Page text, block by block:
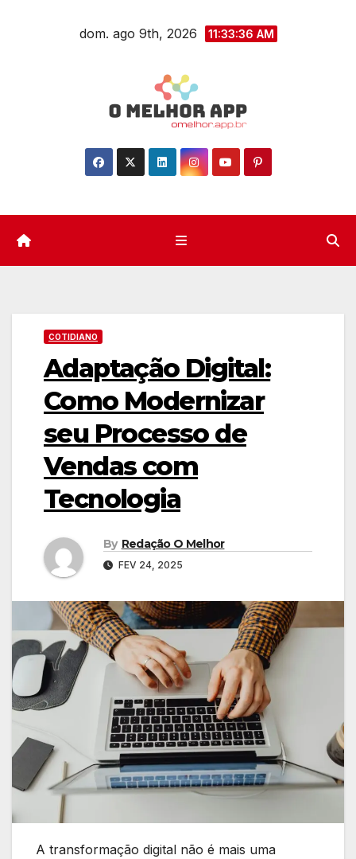
dom. ago 9th, 2026 11:33:37 AM
COTIDIANO
Adaptação Digital:
Como Modernizar
seu Processo de
Vendas com
Tecnologia
By Redação O Melhor
FEV 24, 2025
A transformação digital não é mais uma